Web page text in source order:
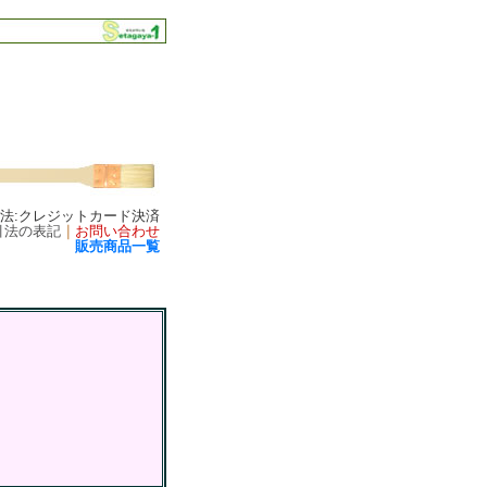
:クレジットカード決済
法の表記｜ お問い合わせ
販売商品一覧